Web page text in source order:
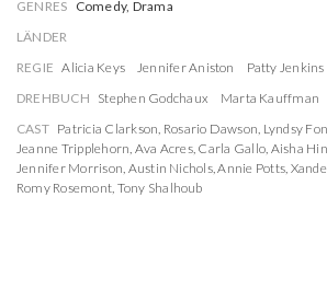
GENRES Comedy, Drama
LÄNDER
REGIE Alicia Keys Jennifer Aniston
Patty Jenkins
DREHBUCH Stephen Godchaux Marta Kauffman
CAST Patricia Clarkson, Rosario Dawson, Lyndsy
Jeanne Tripplehorn, Ava Acres, Carla Gallo, Aisha
Jennifer Morrison, Austin Nichols,Annie Potts,
Romy Rosemont, Tony Shalhoub